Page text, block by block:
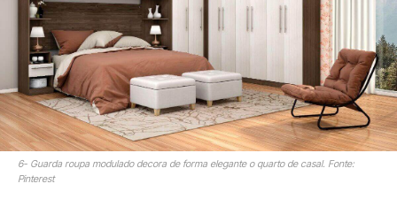
6- Guarda roupa modulado decora de forma elegante o quarto de casal. Fonte:
Pinterest